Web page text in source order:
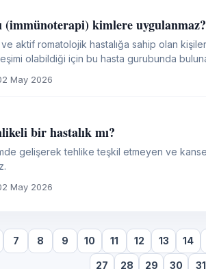
(immünoterapi) kimlere uygulanmaz?
aktif romatolojik hastalığa sahip olan
olabildiği için bu hasta gurubunda
May 2026
bir hastalık mı?
gelişerek tehlike teşkil etmeyen ve
May 2026
7 8 9 10 11 12 13 14
27 28 29 30 31